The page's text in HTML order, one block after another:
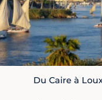
Du Caire à